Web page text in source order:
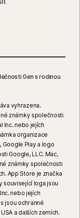
ve všech zemích.
nainstalována a zapnuta
v systému
v aplikaci v zařízeních
videi zobrazenými na
vloženými do jiných
Hulu.com (ale pouze
nebo Hulu.
podporované rozšíření
integrovaný v aplikaci.
Gen s rodinou
vyhrazena.
známky společnosti
Inc. nebo jejích
organizace
Google Play a logo
Google, LLC. Mac,
známky společnosti
App Store je značka
související loga jsou
nebo jejích
jsou ochranné
a dalších zemích.